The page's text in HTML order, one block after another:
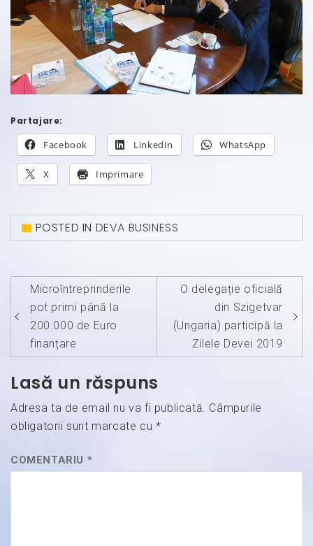
Partajare:
Facebook LinkedIn WhatsApp
X Imprimare
POSTED IN DEVA BUSINESS
Navigare
în
articole
Microîntreprinderile
pot primi până la
200.000 de Euro
finanțare
O delegație oficială
din Szigetvar
(Ungaria) participă la
Zilele Devei 2019
Lasă un răspuns
Adresa ta de email nu va fi publicată. Câmpurile
obligatorii sunt marcate cu *
COMENTARIU *